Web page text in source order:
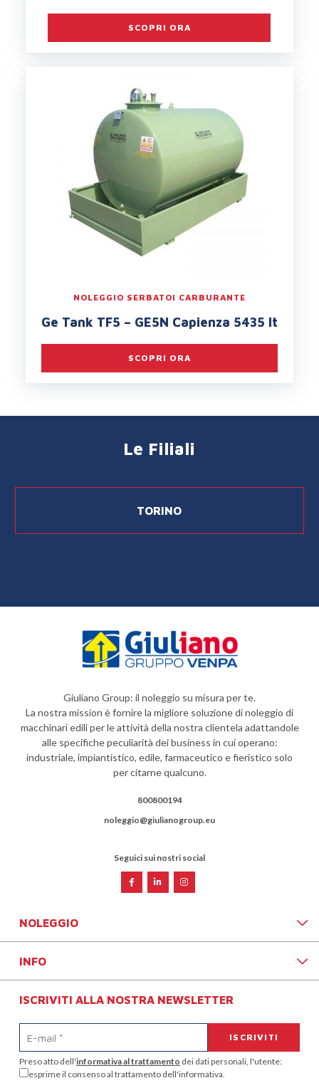
SCOPRI ORA
NOLEGGIO SERBATOI CARBURANTE
Ge Tank TF5 – GE5N Capienza 5435 lt
SCOPRI ORA
Le Filiali
TORINO
Giuliano Group: il noleggio su misura per te.
La nostra mission è fornire la migliore soluzione di noleggio di
macchinari edili per le attività della nostra clientela adattandole
alle specifiche peculiarità dei business in cui operano:
industriale, impiantistico, edile, farmaceutico e fieristico solo
per citarne qualcuno.
800800194
noleggio@giulianogroup.eu
Seguici sui nostri social
NOLEGGIO
INFO
ISCRIVITI ALLA NOSTRA NEWSLETTER
Preso atto dell'informativa al trattamento dei dati personali, l'utente:
esprime il consenso al trattamento dell'informativa.